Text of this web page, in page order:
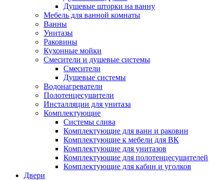
Душевые шторки на ванну
Мебель для ванной комнаты
Ванны
Унитазы
Раковины
Кухонные мойки
Смесители и душевые системы
Смесители
Душевые системы
Водонагреватели
Полотенцесушители
Инсталляции для унитаза
Комплектующие
Системы слива
Комплектующие для ванн и раковин
Комплектующие к мебели для ВК
Комплектующие для унитазов
Комплектующие для полотенцесушителей
Комплектующие для кабин и уголков
Двери